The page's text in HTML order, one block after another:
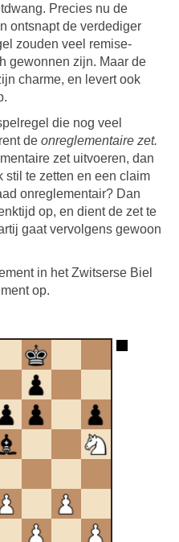
Precies nu de
ontsnapt de verdediger
zouden veel remise-
gewonnen zijn. Maar de
charme, en levert ook
die nog veel
de onreglementaire zet.
zet uitvoeren, dan
stil te zetten en een claim
onreglementair? Dan
op, en dient de zet te
gaat vervolgens gewoon
in het Zwitserse Biel
op.